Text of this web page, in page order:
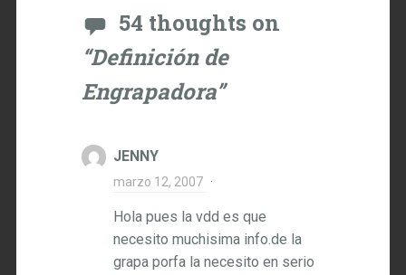
54 thoughts on
“Definición de
Engrapadora”
JENNY
marzo 12, 2007 ·
Hola pues la vdd es que
necesito muchisima info.de la
grapa porfa la necesito en serio